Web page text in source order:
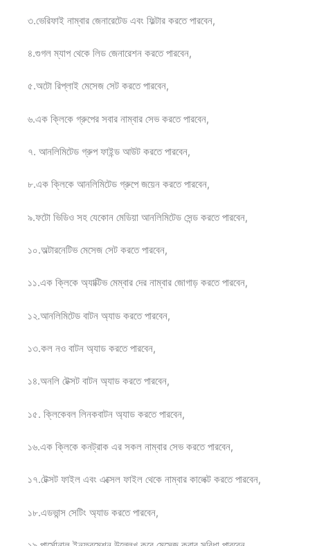
৩.ভেরিফাই নাম্বার জেনারেটেড এবং ফিল্টার করতে পারবেন,
৪.গুগল ম্যাপ থেকে লিড জেনারেশন করতে পারবেন,
৫.অটো রিপ্লাই মেসেজ সেট করতে পারবেন,
৬.এক ক্লিকে গ্রুপের সবার নাম্বার সেভ করতে পারবেন,
৭. আনলিমিটেড গ্রুপ ফাইন্ড আউট করতে পারবেন,
৮.এক ক্লিকে আনলিমিটেড গ্রুপে জয়েন করতে পারবেন,
৯.ফটো ভিডিও সহ যেকোন মেডিয়া আনলিমিটেড সেন্ড করতে পারবেন,
১০.অল্টারনেটিভ মেসেজ সেট করতে পারবেন,
১১.এক ক্লিকে অ্যাক্টিভ মেম্বার দের নাম্বার জোগাড় করতে পারবেন,
১২.আনলিমিটেড বাটন অ্যাড করতে পারবেন,
১৩.কল নও বাটন অ্যাড করতে পারবেন,
১৪.অনলি টেক্সট বাটন অ্যাড করতে পারবেন,
১৫. ক্লিকেবল লিনকবাটন অ্যাড করতে পারবেন,
১৬.এক ক্লিকে কনট্রাক এর সকল নাম্বার সেভ করতে পারবেন,
১৭.টেক্সট ফাইল এবং এক্সেল ফাইল থেকে নাম্বার কালেক্ট করতে পারবেন,
১৮.এডভান্স সেটিং অ্যাড করতে পারবেন,